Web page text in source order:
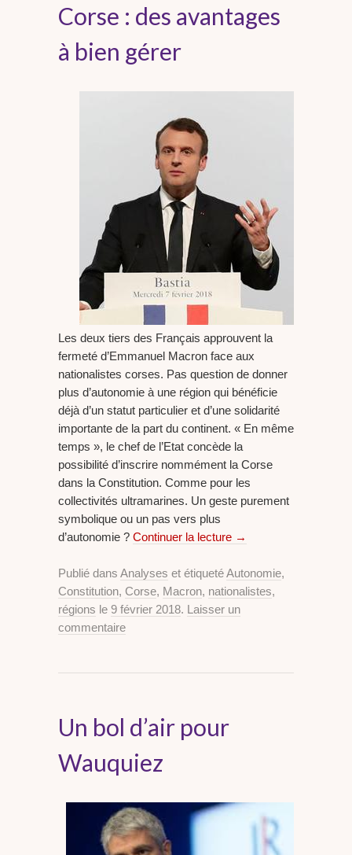
Corse : des avantages
à bien gérer
Les deux tiers des Français approuvent la
fermeté d’Emmanuel Macron face aux
nationalistes corses. Pas question de donner
plus d’autonomie à une région qui bénéficie
déjà d’un statut particulier et d’une solidarité
importante de la part du continent. « En même
temps », le chef de l’Etat concède la
possibilité d’inscrire nommément la Corse
dans la Constitution. Comme pour les
collectivités ultramarines. Un geste purement
symbolique ou un pas vers plus
d’autonomie ? Continuer la lecture →
Publié dans Analyses et étiquetéAutonomie,
Constitution, Corse, Macron, nationalistes,
régions le 9 février 2018. Laisser un
commentaire
Un bol d’air pour
Wauquiez